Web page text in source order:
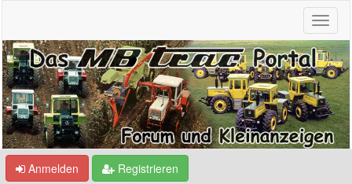
Anmelden Registrieren